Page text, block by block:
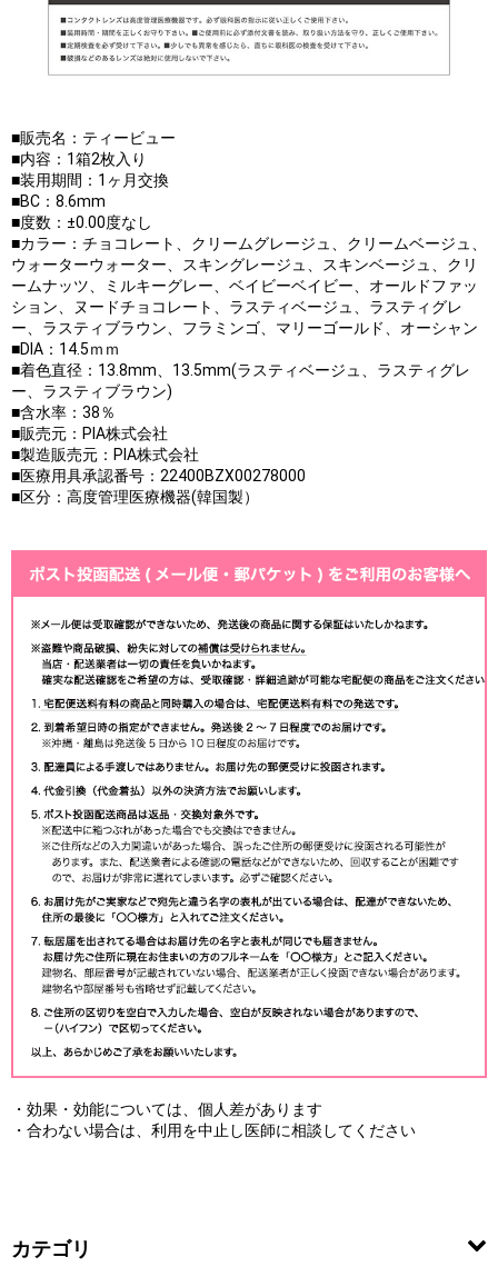
■販売名：ティービュー
■内容：1箱2枚入り
■装用期間：1ヶ月交換
■BC：8.6mm
■度数：±0.00度なし
■カラー：チョコレート、クリームグレージュ、クリームベージュ、
ウォーターウォーター、スキングレージュ、スキンベージュ、クリ
ームナッツ、ミルキーグレー、ベイビーベイビー、オールドファッ
ション、ヌードチョコレート、ラスティベージュ、ラスティグレ
ー、ラスティブラウン、フラミンゴ、マリーゴールド、オーシャン
■DIA：14.5ｍｍ
■着色直径：13.8mm、13.5mm(ラスティベージュ、ラスティグレ
ー、ラスティブラウン)
■含水率：38％
■販売元：PIA株式会社
■製造販売元：PIA株式会社
■医療用具承認番号：22400BZX00278000
■区分：高度管理医療機器(韓国製）
・効果・効能については、個人差があります
・合わない場合は、利用を中止し医師に相談してください
カテゴリ